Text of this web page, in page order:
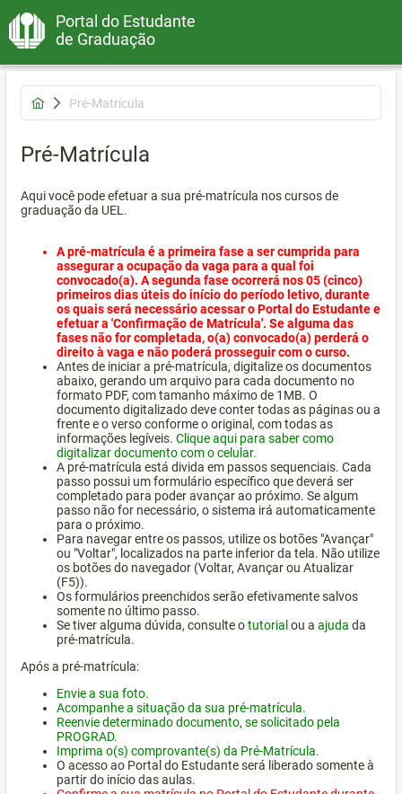
Portal do Estudante
de Graduação
Pré-Matrícula
Pré-Matrícula
Aqui você pode efetuar a sua pré-matrícula nos cursos de
graduação da UEL.
A pré-matrícula é a primeira fase a ser cumprida para
assegurar a ocupação da vaga para a qual foi
convocado(a). A segunda fase ocorrerá nos 05 (cinco)
primeiros dias úteis do início do período letivo, durante
os quais será necessário acessar o Portal do Estudante e
efetuar a 'Confirmação de Matrícula'. Se alguma das
fases não for completada, o(a) convocado(a) perderá o
direito à vaga e não poderá prosseguir com o curso.
Antes de iniciar a pré-matrícula, digitalize os documentos
abaixo, gerando um arquivo para cada documento no
formato PDF, com tamanho máximo de 1MB. O
documento digitalizado deve conter todas as páginas ou a
frente e o verso conforme o original, com todas as
informações legíveis. Clique aqui para saber como
digitalizar documento com o celular.
A pré-matrícula está divida em passos sequenciais. Cada
passo possui um formulário específico que deverá ser
completado para poder avançar ao próximo. Se algum
passo não for necessário, o sistema irá automaticamente
para o próximo.
Para navegar entre os passos, utilize os botões "Avançar"
ou "Voltar", localizados na parte inferior da tela. Não utilize
os botões do navegador (Voltar, Avançar ou Atualizar
(F5)).
Os formulários preenchidos serão efetivamente salvos
somente no último passo.
Se tiver alguma dúvida, consulte otutorial ou a ajuda da
pré-matrícula.
Após a pré-matrícula:
Envie a sua foto.
Acompanhe a situação da sua pré-matrícula.
Reenvie determinado documento, se solicitado pela
PROGRAD.
Imprima o(s) comprovante(s) da Pré-Matrícula.
O acesso ao Portal do Estudante será liberado somente à
partir do início das aulas.